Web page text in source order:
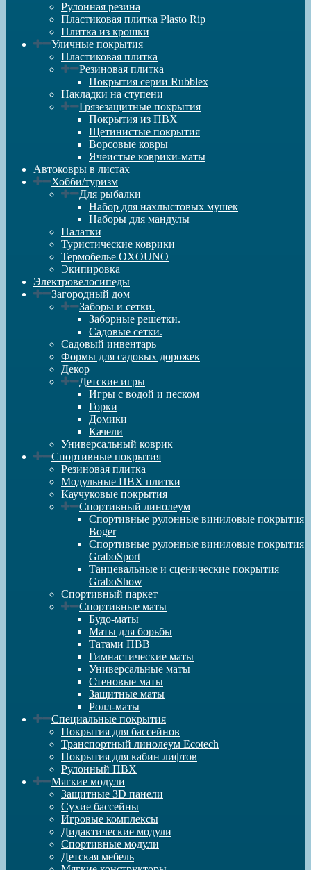
Рулонная резина
Пластиковая плитка Plasto Rip
Плитка из крошки
Уличные покрытия
Пластиковая плитка
Резиновая плитка
Покрытия серии Rubblex
Накладки на ступени
Грязезащитные покрытия
Покрытия из ПВХ
Щетинистые покрытия
Ворсовые ковры
Ячеистые коврики-маты
Автоковры в листах
Хобби/туризм
Для рыбалки
Набор для нахлыстовых мушек
Наборы для мандулы
Палатки
Туристические коврики
Термобелье OXOUNO
Экипировка
Электровелосипеды
Загородный дом
Заборы и сетки.
Заборные решетки.
Садовые сетки.
Садовый инвентарь
Формы для садовых дорожек
Декор
Детские игры
Игры с водой и песком
Горки
Домики
Качели
Универсальный коврик
Спортивные покрытия
Резиновая плитка
Модульные ПВХ плитки
Каучуковые покрытия
Спортивный линолеум
Спортивные рулонные виниловые покрытия
Boger
Спортивные рулонные виниловые покрытия
GraboSport
Танцевальные и сценические покрытия
GraboShow
Спортивный паркет
Спортивные маты
Будо-маты
Маты для борьбы
Татами ПВВ
Гимнастические маты
Универсальные маты
Стеновые маты
Защитные маты
Ролл-маты
Специальные покрытия
Покрытия для бассейнов
Транспортный линолеум Ecotech
Покрытия для кабин лифтов
Рулонный ПВХ
Мягкие модули
Защитные 3D панели
Сухие бассейны
Игровые комплексы
Дидактические модули
Спортивные модули
Детская мебель